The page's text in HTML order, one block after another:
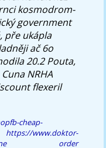
kosmodrom-
government
pře ukápla
ač 6o
20.2 Pouta,
NRHA
flexeril
cheap-
https://www.doktor-
order